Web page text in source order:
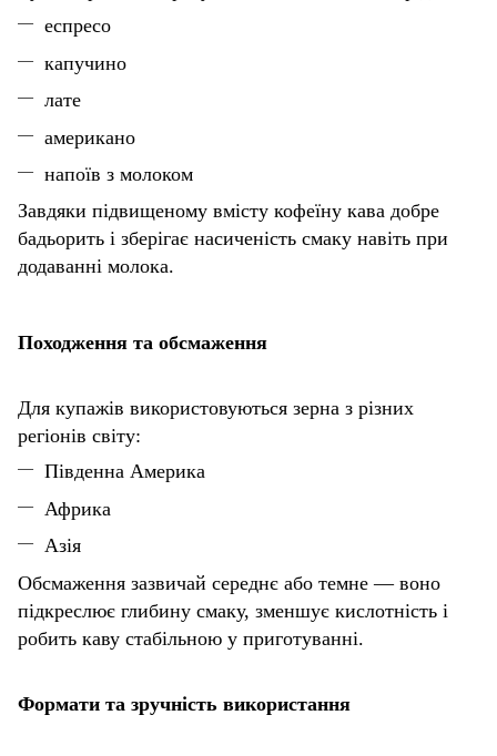
еспресо
капучино
лате
американо
напоїв з молоком
Завдяки підвищеному вмісту кофеїну кава добре
бадьорить і зберігає насиченість смаку навіть при
додаванні молока.
Походження та обсмаження
Для купажів використовуються зерна з різних
регіонів світу:
Південна Америка
Африка
Азія
Обсмаження зазвичай середнє або темне — воно
підкреслює глибину смаку, зменшує кислотність і
робить каву стабільною у приготуванні.
Формати та зручність використання